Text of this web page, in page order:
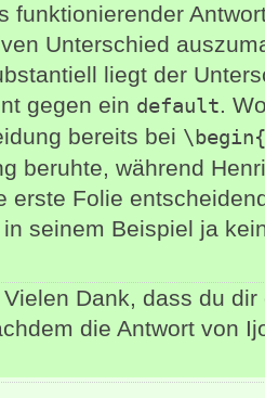
funktionierender
Unterschied
liegt der
gegen ein default.
bereits bei
beruhte, während
erste Folie
seinem Beispiel ja
Vielen Dank, dass du
die Antwort von